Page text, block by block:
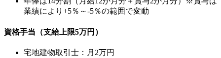
業績により+5％～-5％の範囲で変動
資格手当（支給上限5万円）
宅地建物取引士：月2万円